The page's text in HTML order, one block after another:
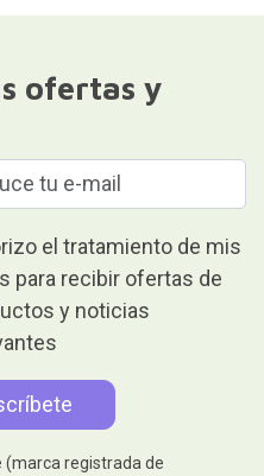
ofertas y
el tratamiento de mis
para recibir ofertas de
y noticias
(marca registrada de